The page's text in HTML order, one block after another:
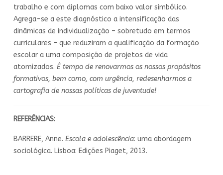
trabalho e com diplomas com baixo valor simbólico.
Agrega-se a este diagnóstico a intensificação das
dinâmicas de individualização – sobretudo em termos
curriculares – que reduziram a qualificação da formação
escolar a uma composição de projetos de vida
atomizados. É tempo de renovarmos os nossos propósitos
formativos, bem como, com urgência, redesenharmos a
cartografia de nossas políticas de juventude!
REFERÊNCIAS:
BARRERE, Anne. Escola e adolescência: uma abordagem
sociológica. Lisboa: Edições Piaget, 2013.